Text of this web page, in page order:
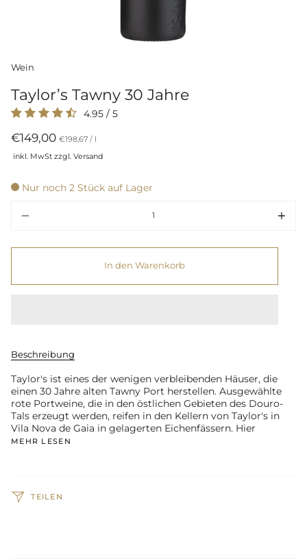
Wein
Taylor’s Tawny 30 Jahre
4.95 / 5
€149,00 Preis
Einheit
€198,67 /per
l
inkl. MwSt zzgl. Versand
Nur noch 2 Stück auf Lager
In den Warenkorb
Beschreibung
Taylor's ist eines der wenigen verbleibenden Häuser, die
einen 30 Jahre alten Tawny Port herstellen. Ausgewählte
rote Portweine, die in den östlichen Gebieten des Douro-
Tals erzeugt werden, reifen in den Kellern von Taylor's in
Vila Nova de Gaia in gelagerten Eichenfässern. Hier
MEHR LESEN
TEILEN